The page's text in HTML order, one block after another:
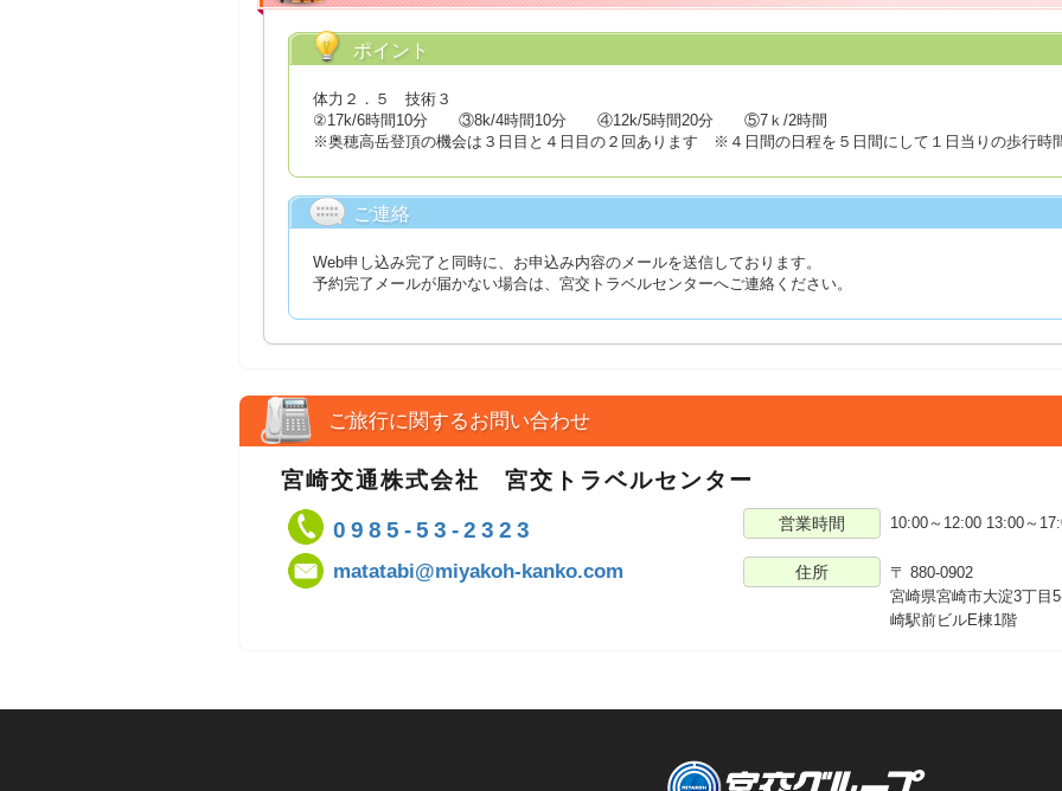
ポイント
体力２．５ 技術３
②17k/6時間10分 ③8k/4時間10分 ④12k/5時間20分 ⑤7ｋ/2時間
※奥穂高岳登頂の機会は３日目と４日目の２回あります ※４日間の日程を５日間にして１日当りの歩行時
ご連絡
Web申し込み完了と同時に、お申込み内容のメールを送信しております。
予約完了メールが届かない場合は、宮交トラベルセンターへご連絡ください。
ご旅行に関するお問い合わせ
宮崎交通株式会社 宮交トラベルセンター
0985-53-2323
営業時間 10:00～12:00 13:00～
matatabi@miyakoh-kanko.com 住所
〒 880-0902
宮崎県宮崎市大淀3丁
崎駅前ビルE棟1階